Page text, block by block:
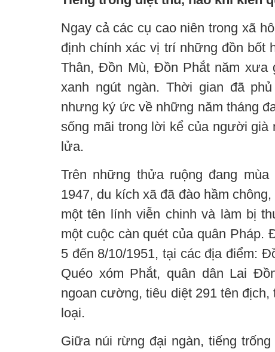
Ngay cả các cụ cao niên trong xã
định chính xác vị trí những đồn bốt
Thân, Đồn Mù, Đồn Phắt năm xưa
xanh ngút ngàn. Thời gian đã
nhưng ký ức về những năm tháng
sống mãi trong lời kể của người già
lửa.
Trên những thửa ruộng đang
1947, du kích xã đã đào hầm
một tên lính viễn chinh và làm bị
một cuộc càn quét của quân Pháp.
5 đến 8/10/1951, tại các địa điểm:
Quéo xóm Phắt, quân dân Lai
ngoan cường, tiêu diệt 291 tên
loại.
Giữa núi rừng đại ngàn, tiếng